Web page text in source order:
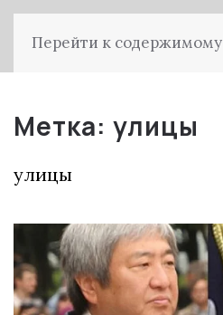
Перейти к содержимому
Метка: улицы
улицы